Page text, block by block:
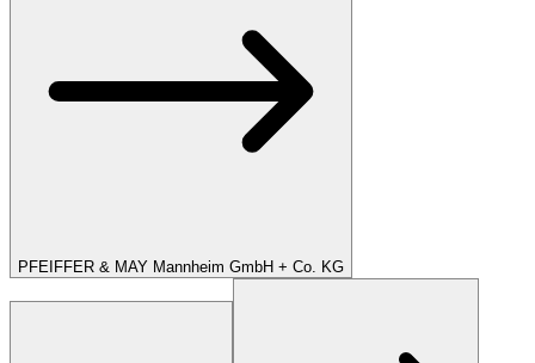
PFEIFFER & MAY Mannheim GmbH + Co. KG